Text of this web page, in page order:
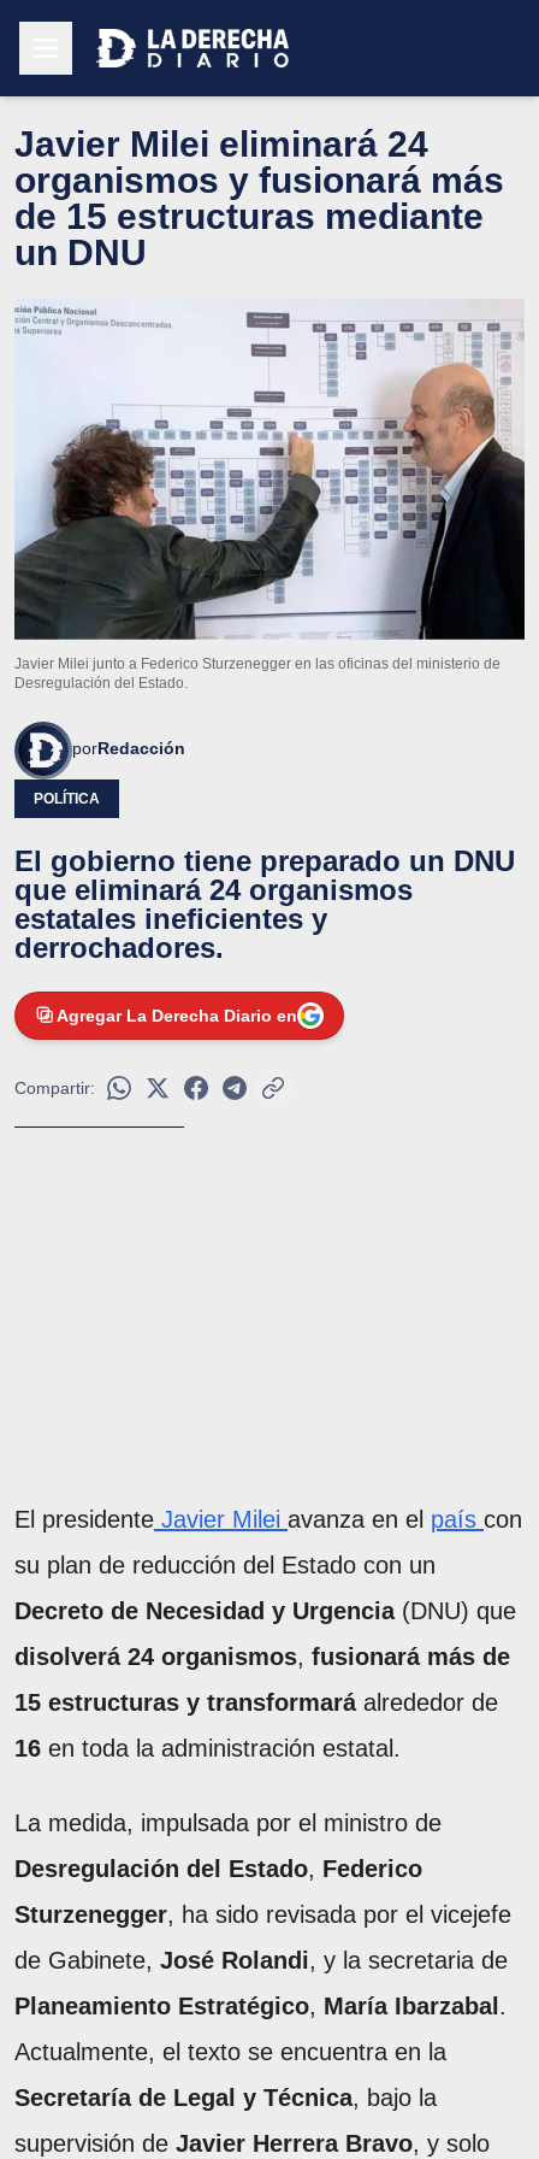
Javier Milei eliminará 24
organismos y fusionará más
de 15 estructuras mediante
un DNU
Javier Milei junto a Federico Sturzenegger en las oficinas del ministerio de
Desregulación del Estado.
porRedacción
POLÍTICA
El gobierno tiene preparado un DNU
que eliminará 24 organismos
estatales ineficientes y
derrochadores.
Agregar La Derecha Diario en
Compartir:
El presidente Javier Milei avanza en el país con
su plan de reducción del Estado con un
Decreto de Necesidad y Urgencia(DNU) que
disolverá 24 organismos, fusionará más de
15 estructuras y transformaráalrededor de
16 en toda la administración estatal.
La medida, impulsada por el ministro de
Desregulación del Estado, Federico
Sturzenegger, ha sido revisada por el vicejefe
de Gabinete, José Rolandi, y la secretaria de
Planeamiento Estratégico, María Ibarzabal .
Actualmente, el texto se encuentra en la
Secretaría de Legal y Técnica, bajo la
supervisión de Javier Herrera Bravo, y solo